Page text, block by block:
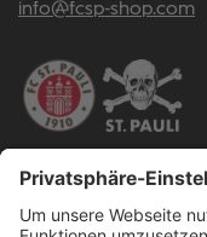
info@fcsp-shop.com
Alle Preise inkl.